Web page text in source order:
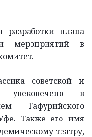
разработки плана
мероприятий в
советской и
увековечено в
Гафурийского
Также его имя
театру,